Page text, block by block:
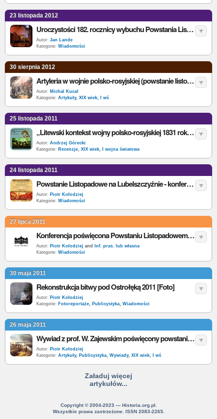
23 listopada 2012
Uroczystości 182. rocznicy wybuchu Powstania Listopadowego
Autor: Jan Lande
Kategorie: Wiadomości
30 sierpnia 2012
Artyleria w wojnie polsko-rosyjskiej (powstanie listopadowe) 1830-1831
Autor: Michal Kucal
Kategorie: Artykuły, XIX wiek, I wś
25 listopada 2011
„Litewski kontekst wojny polsko-rosyjskiej 1831 roku” - J. Jaworski - recenzja
Autor: Andrzej Górecki
Kategorie: Recenzje, XIX wiek, I wojna światowa
24 listopada 2011
Powstanie Listopadowe na Lubelszczyźnie - konferencja naukowa
Autor: Piotr Kołodziej
Kategorie: Wiadomości
27 lipca 2011
Konferencja poświęcona Powstaniu Listopadowemu w Muzeum Niepodległości w Warszawie
Autor: Piotr Kołodziej and
Inf. pras. lub własna
Kategorie: Wiadomości
30 maja 2011
Rekonstrukcja bitwy pod Ostrołęką 2011 [Foto]
Autor: Piotr Kołodziej
Kategorie: Fotoreportaże, Publicystyka, Wiadomości
26 maja 2011
Wywiad z prof. W. Zajewskim poświęcony powstaniu listopadowemu
Autor: Piotr Kołodziej
Kategorie: Artykuły, Publicystyka, Wywiady, XIX wiek, I wś
Załaduj więcej
artykułów...
Copyright © 2004-2023 — Historia.org.pl.
Wszystkie prawa zastrzeżone. ISSN 2083-2265.